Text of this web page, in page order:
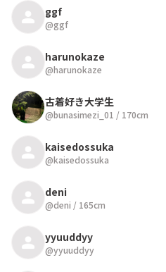
ggf
@ggf
harunokaze
@harunokaze
古着好き大学生
@bunasimezi_01 / 170cm
kaisedossuka
@kaisedossuka
deni
@deni / 165cm
yyuuddyy
@yyuuddyy